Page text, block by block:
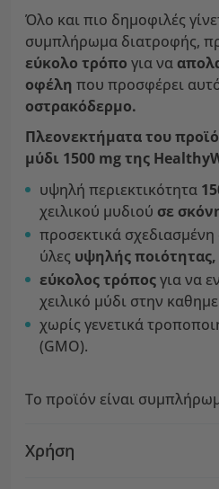
Όλο και πιο δημοφιλές
συμπλήρωμα διατροφής,
εύκολο τρόπο για να
οφέλη που προσφέρει
οστρακόδερμο.
Πλεονεκτήματα του
μύδι 1500 mg της
υψηλή περιεκτικότητα
χειλικού μυδιού σε
προσεκτικά
ύλες υψηλής ποιότητας,
εύκολος τρόποςγια να
χειλικό μύδι στην
χωρίς γενετικά
(GMO).
Το προϊόν είναι
Χρήση